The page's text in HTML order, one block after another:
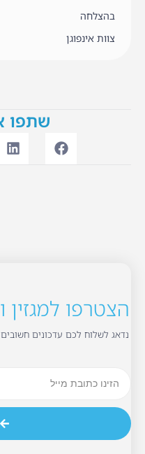
בהצלחה
צוות אינפוגן
שתפו
הצטרפו למגזין
נדאג לשלוח לכם עדכונים